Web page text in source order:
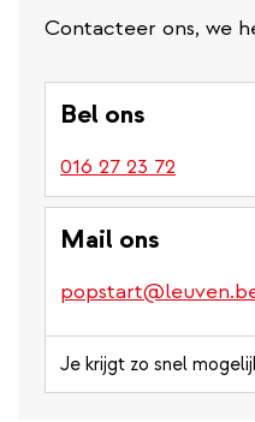
Contacteer ons, we
Bel ons
016 27 23 72
Mail ons
Je krijgt zo snel